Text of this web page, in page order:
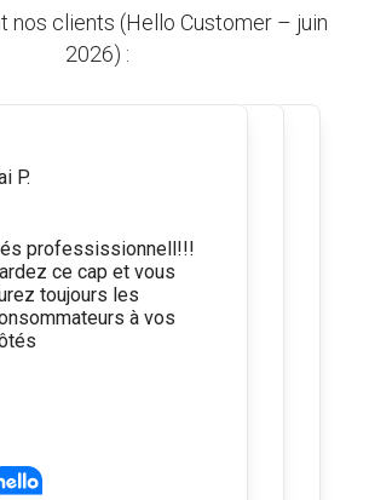
nos clients (Hello Customer – juin
2026) :
de Tai P.
P.
professissionnell!!!
ce cap et vous
toujours les
à vos
Bon suivi et documents
fournis très rapidement.
Très facile d'obtenir un
devis via le site web et
prix compétitifs. Dossier
traité rapidement, à